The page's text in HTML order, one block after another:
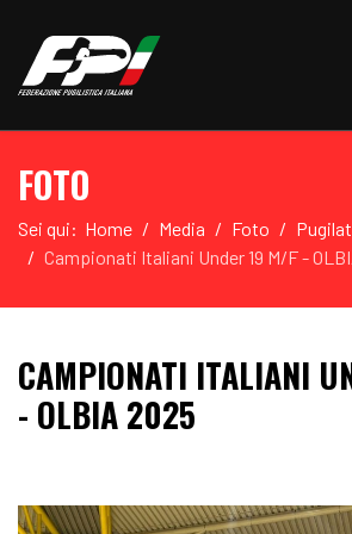
FOTO
Sei qui: Home Media Foto
Campionati Italiani Under 19 M/F -
CAMPIONATI ITALIANI
- OLBIA 2025